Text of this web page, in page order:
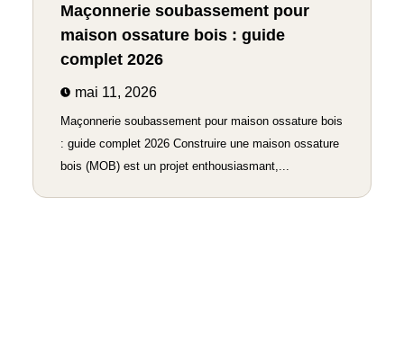
Maçonnerie soubassement pour
maison ossature bois : guide
complet 2026
mai 11, 2026
Maçonnerie soubassement pour maison ossature bois
: guide complet 2026 Construire une maison ossature
bois (MOB) est un projet enthousiasmant,...